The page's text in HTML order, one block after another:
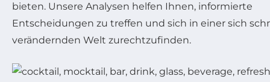
bieten. Unsere Analysen helfen Ihnen, informierte
Entscheidungen zu treffen und sich in einer sich
verändernden Welt zurechtzufinden.